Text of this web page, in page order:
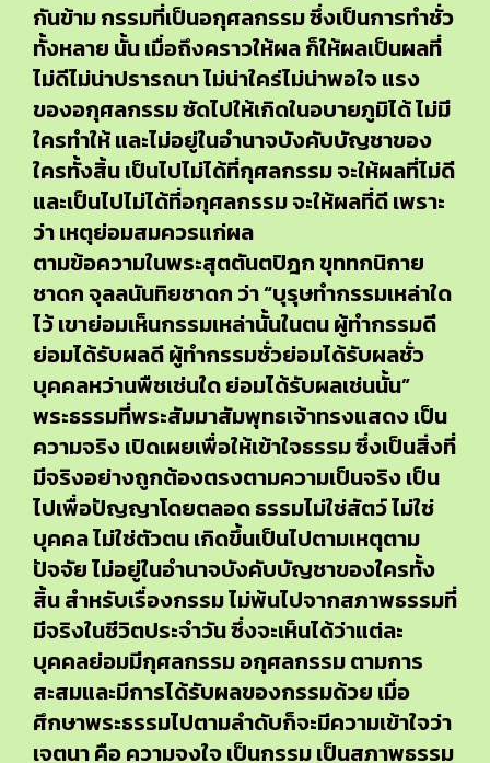
กันข้าม กรรมที่เป็นอกุศลกรรม ซึ่งเป็นการทำชั่ว
ทั้งหลาย นั้น เมื่อถึงคราวให้ผล ก็ให้ผลเป็นผลที่
ไม่ดีไม่น่าปรารถนา ไม่น่าใคร่ไม่น่าพอใจ แรง
ของอกุศลกรรม ซัดไปให้เกิดในอบายภูมิได้ ไม่มี
ใครทำให้ และไม่อยู่ในอำนาจบังคับบัญชาของ
ใครทั้งสิ้น เป็นไปไม่ได้ที่กุศลกรรม จะให้ผลที่ไม่ดี
และเป็นไปไม่ได้ที่อกุศลกรรม จะให้ผลที่ดี เพราะ
ว่า เหตุย่อมสมควรแก่ผล
ตามข้อความในพระสุตตันตปิฎก ขุททกนิกาย
ชาดก จุลลนันทิยชาดก ว่า “บุรุษทำกรรมเหล่าใด
ไว้ เขาย่อมเห็นกรรมเหล่านั้นในตน ผู้ทำกรรมดี
ย่อมได้รับผลดี ผู้ทำกรรมชั่วย่อมได้รับผลชั่ว
บุคคลหว่านพืชเช่นใด ย่อมได้รับผลเช่นนั้น”
พระธรรมที่พระสัมมาสัมพุทธเจ้าทรงแสดง เป็น
ความจริง เปิดเผยเพื่อให้เข้าใจธรรม ซึ่งเป็นสิ่งที่
มีจริงอย่างถูกต้องตรงตามความเป็นจริง เป็น
ไปเพื่อปัญญาโดยตลอด ธรรมไม่ใช่สัตว์ ไม่ใช่
บุคคล ไม่ใช่ตัวตน เกิดขึ้นเป็นไปตามเหตุตาม
ปัจจัย ไม่อยู่ในอำนาจบังคับบัญชาของใครทั้ง
สิ้น สำหรับเรื่องกรรม ไม่พ้นไปจากสภาพธรรมที่
มีจริงในชีวิตประจำวัน ซึ่งจะเห็นได้ว่าแต่ละ
บุคคลย่อมมีกุศลกรรม อกุศลกรรม ตามการ
สะสมและมีการได้รับผลของกรรมด้วย เมื่อ
ศึกษาพระธรรมไปตามลำดับก็จะมีความเข้าใจว่า
เจตนา คือ ความจงใจ เป็นกรรม เป็นสภาพธรรม